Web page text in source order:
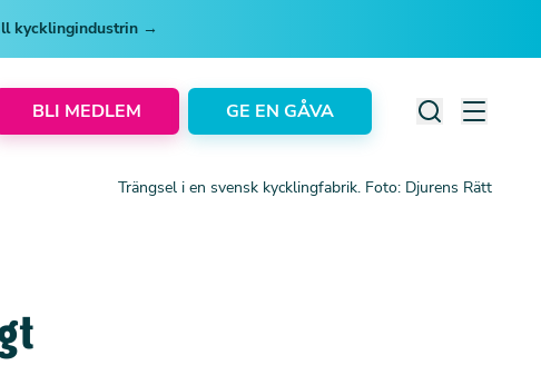
kycklingindustrin →
BLI MEDLEM GE EN GÅVA
Trängsel i en svensk kycklingfabrik. Foto: Djurens Rätt